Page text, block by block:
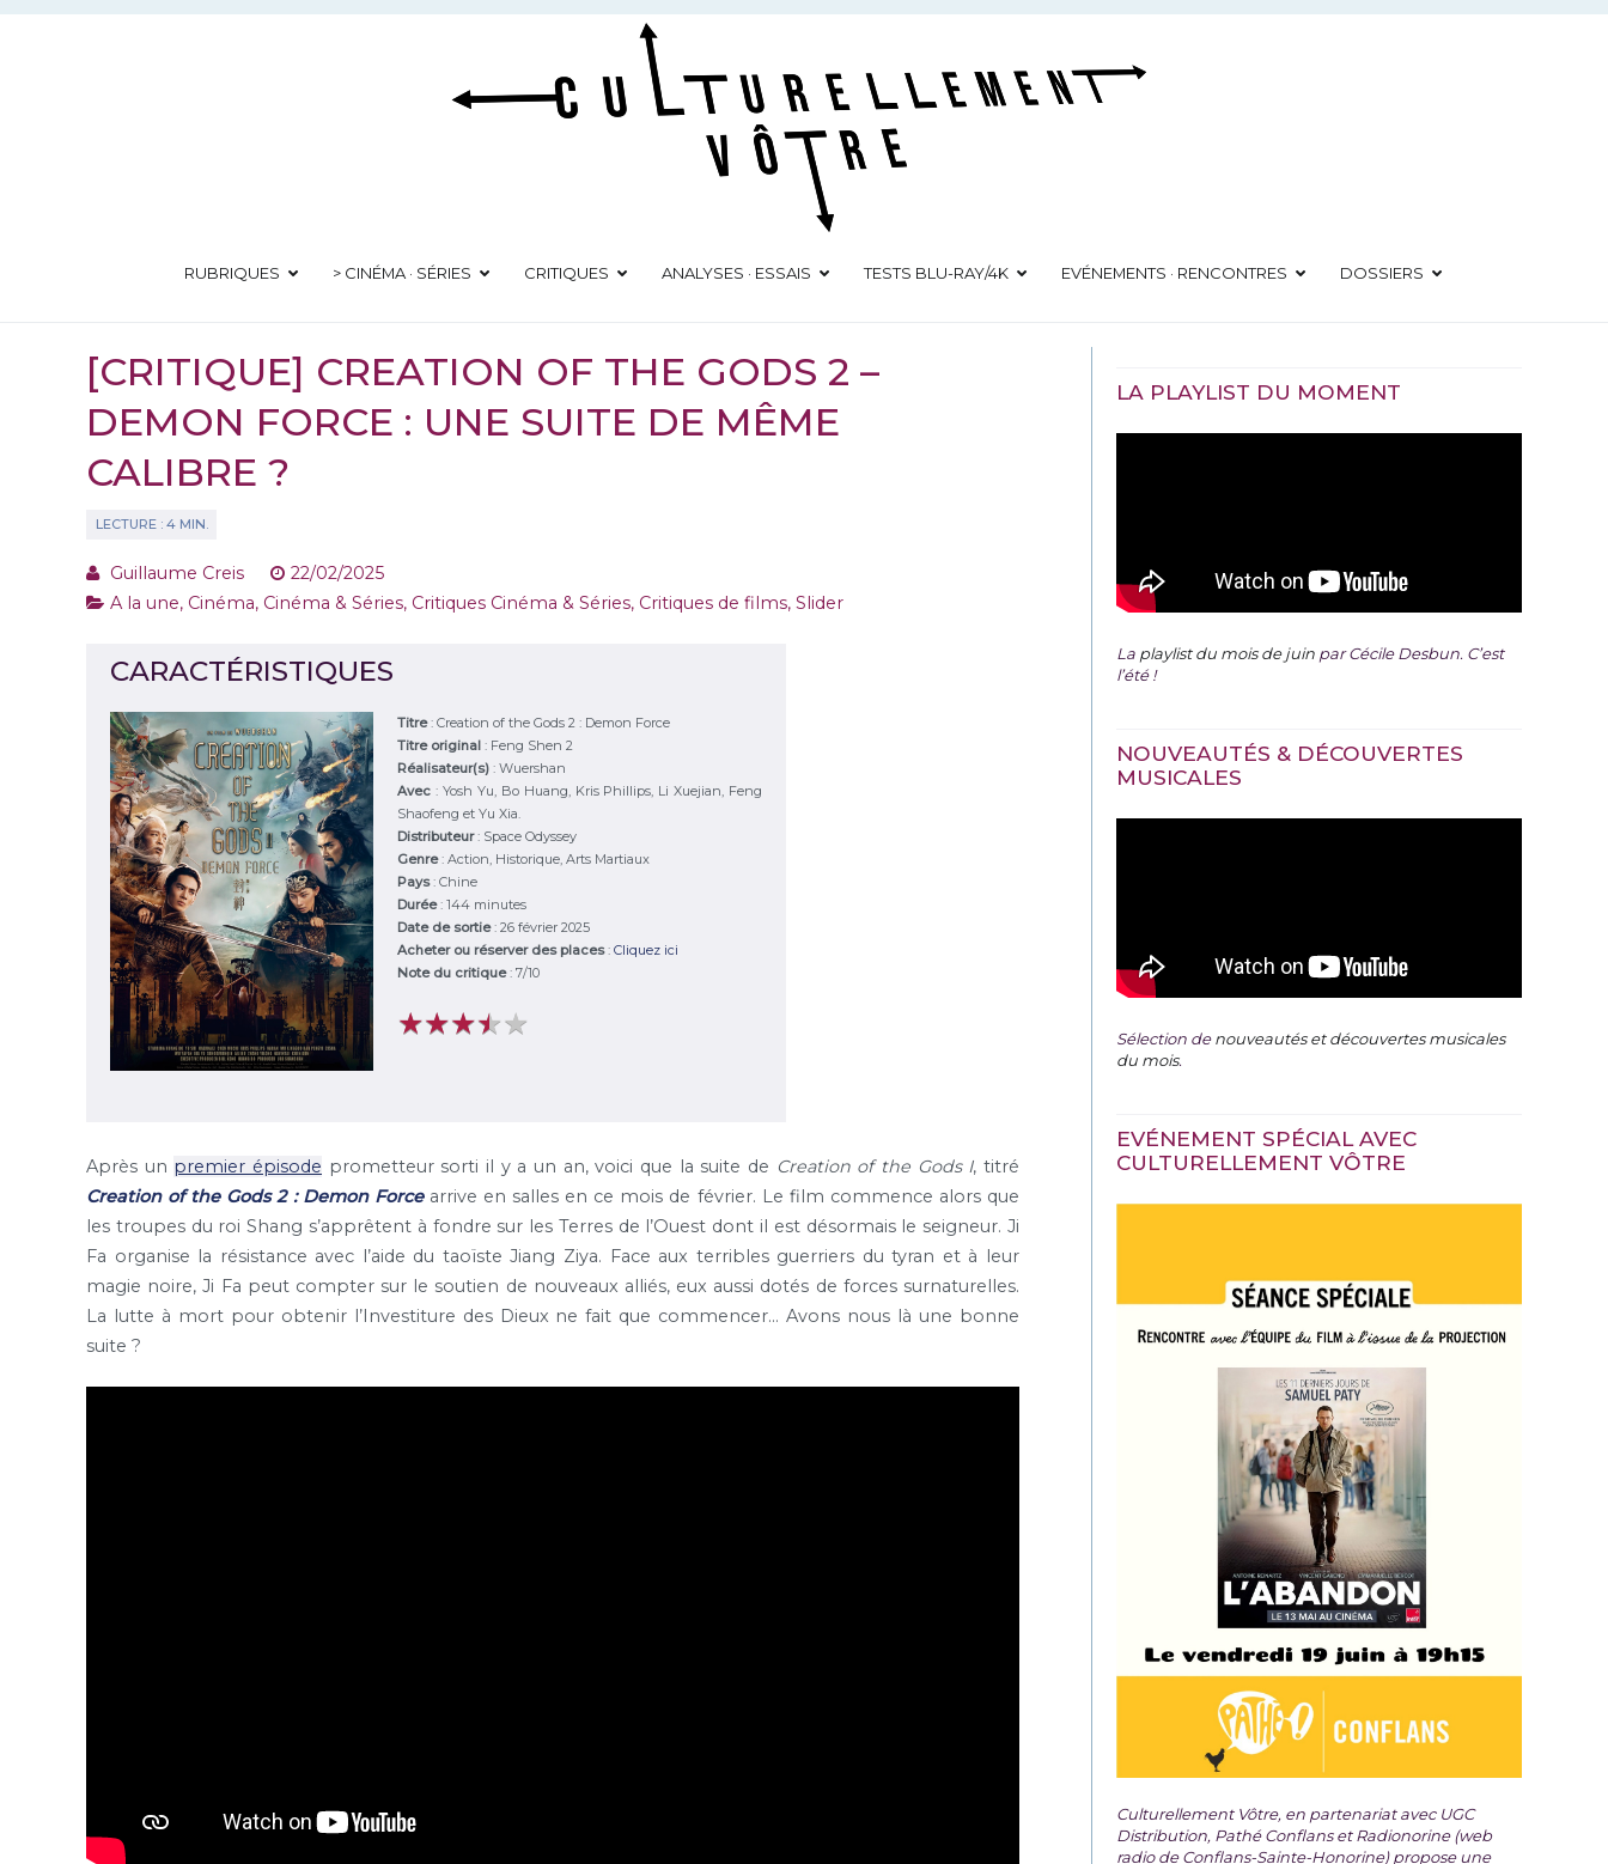
Aller
Culturellement Vôtre
RUBRIQUES > CINÉMA · SÉRIES CRITIQUES ANALYSES · ESSAIS TESTS BLU-RAY/4K EVÉNEMENTS · RENCONTRES DOSSIERS
[CRITIQUE] CREATION OF THE GODS 2 –
DEMON FORCE : UNE SUITE DE MÊME
CALIBRE ?
Guillaume Creis
22/02/2025
A la une, Cinéma, Cinéma & Séries, Critiques Cinéma & Séries, Critiques de films, Slider
CARACTÉRISTIQUES
Titre:Creation of the Gods 2 : Demon Force
Titre original: Feng Shen 2
Réalisateur(s):Wuershan
Avec:Yosh Yu, Bo Huang, Kris Phillips, Li Xuejian, Feng
Shaofeng et Yu Xia.
Distributeur: Space Odyssey
Genre:Action, Historique, Arts Martiaux
Pays:Chine
Durée:144 minutes
Date de sortie: 26 février 2025
Acheter ou réserver des places:Cliquez ici
Note du critique:7/10
★★★★★
★★★★★
Après un premier épisode prometteur sorti il y a un an, voici que la suite de Creation of the Gods I, titré
Creation of the Gods 2 : Demon Forcearrive en salles en ce mois de février. Le film commence alors que
les troupes du roi Shang s’apprêtent à fondre sur les Terres de l’Ouest dont il est désormais le seigneur. Ji
Fa organise la résistance avec l’aide du taoïste Jiang Ziya. Face aux terribles guerriers du tyran et à leur
magie noire, Ji Fa peut compter sur le soutien de nouveaux alliés, eux aussi dotés de forces surnaturelles.
La lutte à mort pour obtenir l’Investiture des Dieux ne fait que commencer… Avons nous là une bonne
suite ?
LA PLAYLIST DU MOMENT
La playlist du mois de juin par Cécile Desbun. C’est
l’été !
NOUVEAUTÉS & DÉCOUVERTES
MUSICALES
Sélection denouveautés et découvertes musicales
du mois.
EVÉNEMENT SPÉCIAL AVEC
CULTURELLEMENT VÔTRE
Culturellement Vôtre, en partenariat avec UGC
Distribution, Pathé Conflans et Radionorine (web
radio de Conflans-Sainte-Honorine) propose une